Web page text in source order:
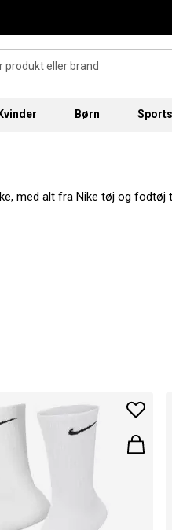
Kvinder Børn
med alt fra Nike tøj og
med løbesko,
hverdag, kan du finde en